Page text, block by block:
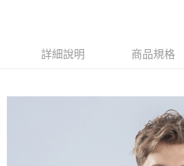
每筆NT$100，滿NT$699(含以上)免運費
每筆NT$100，滿NT$699(含以上)免運費
每筆NT$100，滿NT$699(含以上)免運費
詳細說明 商品規格